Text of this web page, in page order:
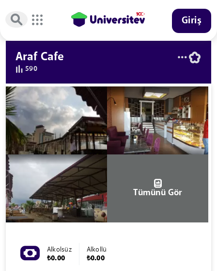
Giriş
Araf Cafe
590
Tümünü Gör
Alkolsüz
₺0.00
Alkollü
₺0.00